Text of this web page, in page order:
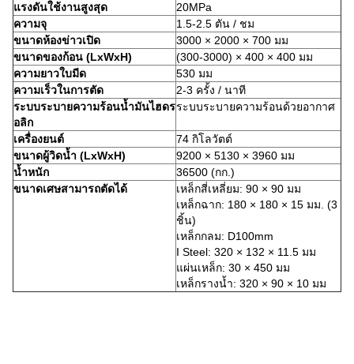
แรงดันใช้งานสูงสุด
20MPa
ความจุ
1.5-2.5 ตัน / ชม
ขนาดห้องข่าวเปิด
3000 × 2000 × 700 มม
ขนาดของก้อน (LxWxH)
(300-3000) × 400 × 400 มม
ความยาวใบมีด
530 มม
ความเร็วในการตัด
2-3 ครั้ง / นาที
ระบบระบายความร้อนน้ำมันไฮดร
อลิก
ระบบระบายความร้อนด้วยอากาศ
เครื่องยนต์
74 กิโลวัตต์
ขนาดผู้วิดน้ำ (LxWxH)
9200 × 5130 × 3960 มม
น้ำหนัก
36500 (กก.)
ขนาดเศษสามารถตัดได้
เหล็กสี่เหลี่ยม: 90 × 90 มม
เหล็กฉาก: 180 × 180 × 15 มม. (3
ชิ้น)
เหล็กกลม: D100mm
I Steel: 320 × 132 × 11.5 มม
แผ่นเหล็ก: 30 × 450 มม
เหล็กรางน้ำ: 320 × 90 × 10 มม